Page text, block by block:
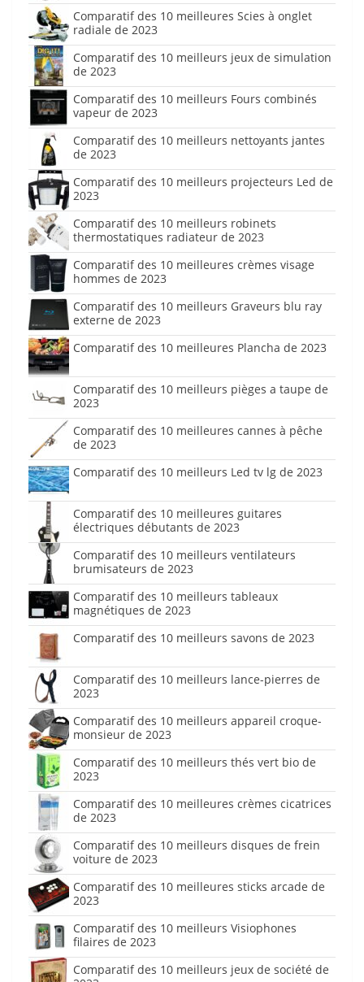
Comparatif des 10 meilleures Scies à onglet
radiale de 2023
Comparatif des 10 meilleurs jeux de simulation
de 2023
Comparatif des 10 meilleurs Fours combinés
vapeur de 2023
Comparatif des 10 meilleurs nettoyants jantes
de 2023
Comparatif des 10 meilleurs projecteurs Led de
2023
Comparatif des 10 meilleurs robinets
thermostatiques radiateur de 2023
Comparatif des 10 meilleures crèmes visage
hommes de 2023
Comparatif des 10 meilleurs Graveurs blu ray
externe de 2023
Comparatif des 10 meilleures Plancha de 2023
Comparatif des 10 meilleurs pièges a taupe de
2023
Comparatif des 10 meilleures cannes à pêche
de 2023
Comparatif des 10 meilleurs Led tv lg de 2023
Comparatif des 10 meilleures guitares
électriques débutants de 2023
Comparatif des 10 meilleurs ventilateurs
brumisateurs de 2023
Comparatif des 10 meilleurs tableaux
magnétiques de 2023
Comparatif des 10 meilleurs savons de 2023
Comparatif des 10 meilleurs lance-pierres de
2023
Comparatif des 10 meilleurs appareil croque-
monsieur de 2023
Comparatif des 10 meilleurs thés vert bio de
2023
Comparatif des 10 meilleures crèmes cicatrices
de 2023
Comparatif des 10 meilleurs disques de frein
voiture de 2023
Comparatif des 10 meilleures sticks arcade de
2023
Comparatif des 10 meilleurs Visiophones
filaires de 2023
Comparatif des 10 meilleurs jeux de société de